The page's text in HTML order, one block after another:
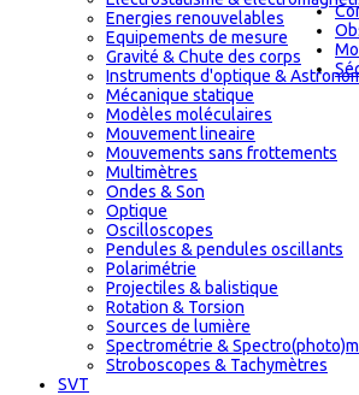
Energies renouvelables
Equipements de mesure
Gravité & Chute des corps
Instruments d'optique &
Mécanique statique
Modèles moléculaires
Mouvement lineaire
Mouvements sans frottements
Multimètres
Ondes & Son
Optique
Oscilloscopes
Pendules & pendules oscillants
Polarimétrie
Projectiles & balistique
Rotation & Torsion
Sources de lumière
Spectrométrie &
Stroboscopes & Tachymètres
SVT